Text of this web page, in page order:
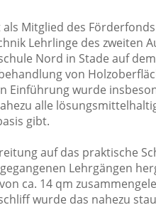
als Mitglied des
Lehrlinge des zweiten
Nord in Stade auf
von
Einführung wurde
alle
gibt.
auf das praktische
Lehrgängen
ca. 14 qm
wurde das nahezu